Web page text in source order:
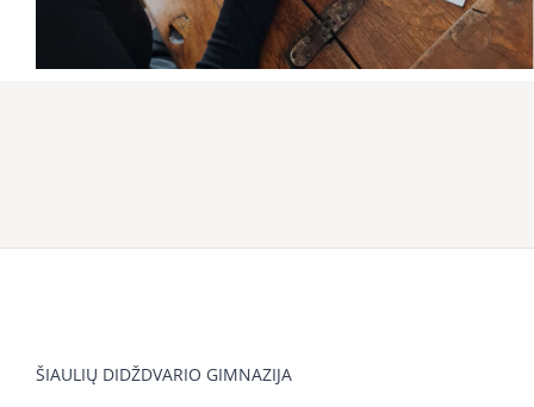
ŠIAULIŲ DIDŽDVARIO GIMNAZIJA